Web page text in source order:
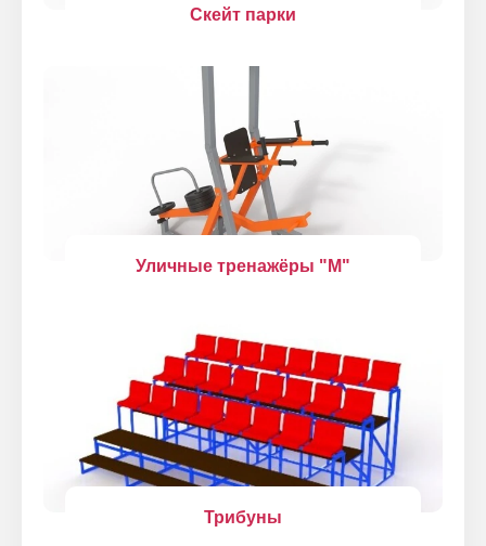
Скейт парки
Уличные тренажёры "М"
Трибуны